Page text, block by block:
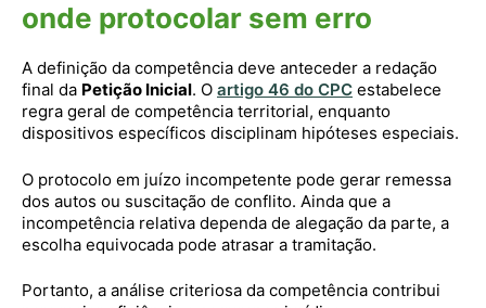
onde protocolar sem erro
A definição da competência deve anteceder a redação
final da Petição Inicial. O artigo 46 do CPC estabelece
regra geral de competência territorial, enquanto
dispositivos específicos disciplinam hipóteses especiais.
O protocolo em juízo incompetente pode gerar remessa
dos autos ou suscitação de conflito. Ainda que a
incompetência relativa dependa de alegação da parte, a
escolha equivocada pode atrasar a tramitação.
Portanto, a análise criteriosa da competência contribui